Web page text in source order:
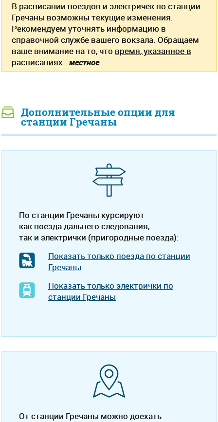
В расписании поездов и электричек по станции
Гречаны возможны текущие изменения.
Рекомендуем уточнять информацию в
справочной службе вашего вокзала. Обращаем
ваше внимание на то, что время, указанное в
расписаниях -местное.
Дополнительные опции для
станции Гречаны
По станции Гречаны курсируют
как поезда дальнего следования,
так и электрички (пригородные поезда):
Показать только поезда по станции
Гречаны
Показать только электрички по
станции Гречаны
От станции Гречаны можно доехать